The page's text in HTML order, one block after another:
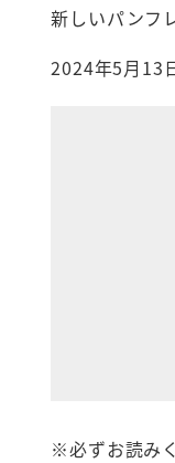
新しいパンフ
投稿日
2024年5月13
※必ずお読み